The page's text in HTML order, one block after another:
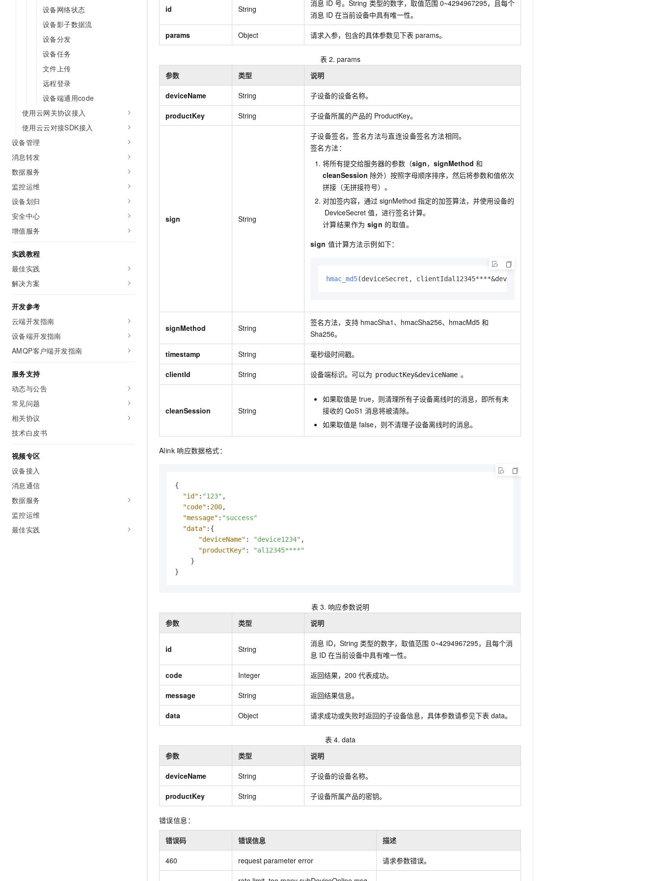
设备网络状态
设备影子数据流
设备分发
设备任务
文件上传
远程登录
设备端通用code
使用云网关协议接入
使用云云对接SDK接入
设备管理
消息转发
数据服务
监控运维
设备划归
安全中心
增值服务
实践教程
最佳实践
解决方案
开发参考
云端开发指南
设备端开发指南
AMQP客户端开发指南
服务支持
动态与公告
常见问题
相关协议
技术白皮书
视频专区
设备接入
消息通信
数据服务
监控运维
最佳实践
id String
消息 ID 号。String 类型的数字，取值范围 0~4294967295，且每个
消息 ID 在当前设备中具有唯一性。
params Object 请求入参，包含的具体参数见下表 params。
表 2. params
参数
类型 说明
deviceName String 子设备的设备名称。
productKey String 子设备所属的产品的 ProductKey。
sign String
子设备签名。签名方法与直连设备签名方法相同。
签名方法：
将所有提交给服务器的参数（sign， signMethod 和
cleanSession 除外）按照字母顺序排序，然后将参数和值依次
拼接（无拼接符号）。
对加签内容，通过 signMethod 指定的加签算法，并使用设备的
DeviceSecret 值，进行签名计算。
计算结果作为 sign 的取值。
sign 值计算方法示例如下：
hmac_md5(deviceSecret,
signMethod String
签名方法，支持 hmacSha1、hmacSha256、hmacMd5 和
Sha256。
timestamp String 毫秒级时间戳。
clientId String 设备端标识。可以为 productKey&deviceName 。
cleanSession String
如果取值是 true，则清理所有子设备离线时的消息，即所有未
接收的 QoS1 消息将被清除。
如果取值是 false，则不清理子设备离线时的消息。
Alink 响应数据格式：
{
"id" : "123" ,
"code" : 200,
"message" : "success"
"data" : {
"deviceName" : "device1234" ,
"productKey" :
"al12345****"
}
}
表 3. 响应参数说明
参数
类型 说明
id String
消息 ID，String 类型的数字，取值范围 0~4294967295，且每个消
息 ID 在当前设备中具有唯一性。
code Integer 返回结果，200 代表成功。
message String 返回结果信息。
data Object 请求成功或失败时返回的子设备信息，具体参数请参见下表 data。
表 4. data
参数
类型 说明
deviceName String 子设备的设备名称。
productKey String 子设备所属产品的密钥。
错误信息：
错误码 错误信息 描述
460 request parameter error 请求参数错误。